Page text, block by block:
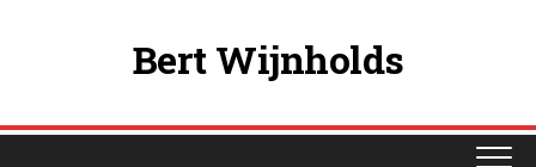
Bert Wijnholds